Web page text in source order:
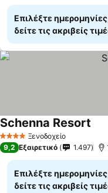
Επιλέξτε
δείτε τις ακριβείς
4 ΑστέριαΞενοδοχείο
Schenna Resort
9,2 Εξαιρετικό 1.497
Επιλέξτε
δείτε τις ακριβείς